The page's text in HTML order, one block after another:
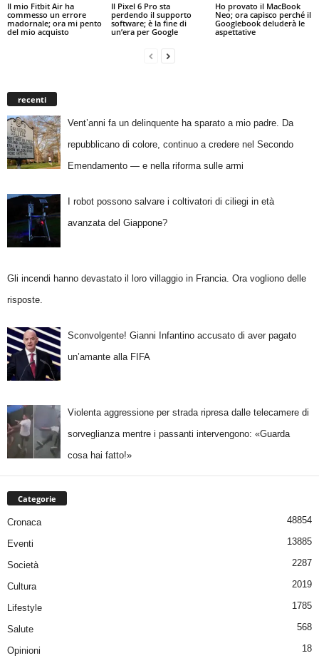
Il mio Fitbit Air ha
commesso un errore
madornale; ora mi pento
del mio acquisto
Il Pixel 6 Pro sta
perdendo il supporto
software; è la fine di
un’era per Google
Ho provato il MacBook
Neo; ora capisco perché il
Googlebook deluderà le
aspettative
recenti
Vent’anni fa un delinquente ha sparato a mio padre. Da
repubblicano di colore, continuo a credere nel Secondo
Emendamento — e nella riforma sulle armi
I robot possono salvare i coltivatori di ciliegi in età
avanzata del Giappone?
Gli incendi hanno devastato il loro villaggio in Francia. Ora vogliono delle
risposte.
Sconvolgente! Gianni Infantino accusato di aver pagato
un’amante alla FIFA
Violenta aggressione per strada ripresa dalle telecamere di
sorveglianza mentre i passanti intervengono: «Guarda
cosa hai fatto!»
Categorie
Cronaca 48854
Eventi 13885
Società 2287
Cultura 2019
Lifestyle 1785
Salute 568
Opinioni 18